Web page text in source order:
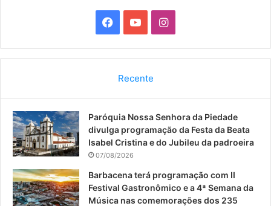
a
b
o
k
o
u
b
I
n
a
g
a
Recente
Paróquia Nossa Senhora da Piedade
divulga programação da Festa da Beata
Isabel Cristina e do Jubileu da padroeira
07/08/2026
Barbacena terá programação com II
Festival Gastronômico e a 4ª Semana da
Música nas comemorações dos 235